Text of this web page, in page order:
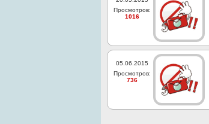
Просмотров:
1016
05.06.2015
Просмотров:
736